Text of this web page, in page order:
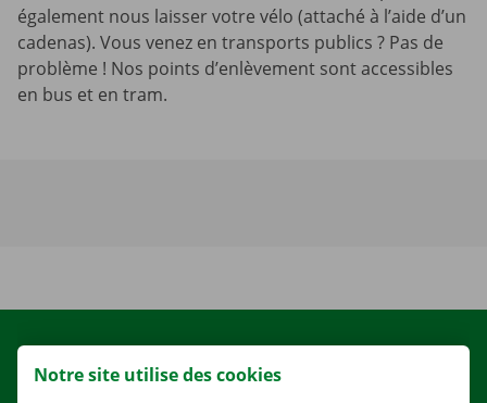
également nous laisser votre vélo (attaché à l’aide d’un
cadenas). Vous venez en transports publics ? Pas de
problème ! Nos points d’enlèvement sont accessibles
en bus et en tram.
LOCATION
NOS VÉHICULES
Notre site utilise des cookies